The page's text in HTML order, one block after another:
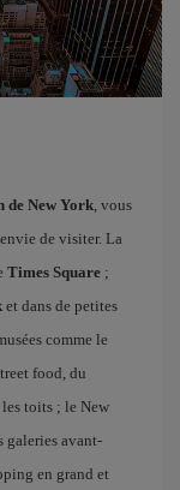
de New York, vous
de visiter. La
Times Square ;
et dans de petites
comme le
food, du
les toits ; le New
galeries avant-
en grand et